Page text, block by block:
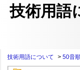
技術用語
技術用語について > 50音